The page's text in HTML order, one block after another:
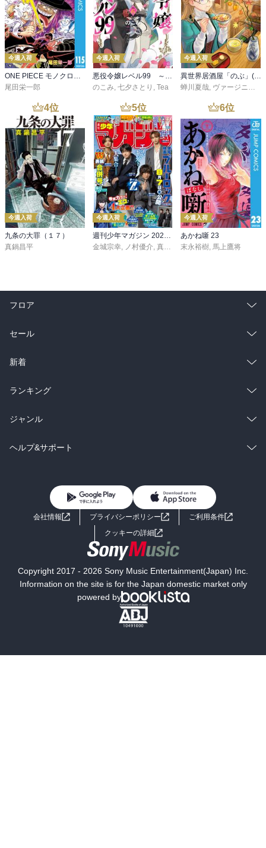
今週入荷
尾田栄一郎
今週入荷
のこみ 七夕さとり Tea
今週入荷
蝉川夏哉 ヴァージニア二等兵
4位
今週入荷
九条の大罪（１７）
真鍋昌平
5位
今週入荷
週刊少年マガジン 2026年36・37号[2026年8月5日発売]
金城宗幸, ノ村優介, 真島ヒロ ,宮島礼吏,新川直司
6位
今週入荷
あかね噺 23
末永裕樹, 馬上鷹将
フロア
総合
ラノベ
雑誌・グラビア
BL・TL
セール
総合
ラノベ
雑誌・グラビア
BL・TL
新着
総合
ラノベ
雑誌・グラビア
ランキング
総合
ラノベ
ジャンル
コミック
ライトノベル 男子向けラノベ
小説
海外小説
ミステリー SF
文学
ヘルプ&サポート
よくあるご質問 お問い合わせ
会社情報 プライバシーポリシー
ご利用条件
クッキーの詳細
Copyright 2017 - 2026 Sony Music Entertainment(Japan) Inc.
Information on the site is for the Japan domestic market only
powered by